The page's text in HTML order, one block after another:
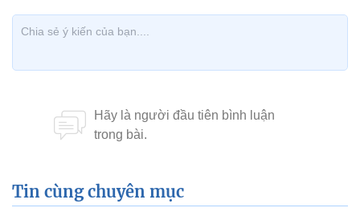
Tin cùng chuyên mục